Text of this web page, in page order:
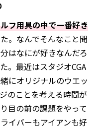
フ用具の中で一番好き
。なんでそんなこと聞
はなにが好きなんだろ
。最近はスタジオCGA
にオリジナルのウエッ
のことを考える時間が
目の前の課題をやって
イバーもアイアンも好